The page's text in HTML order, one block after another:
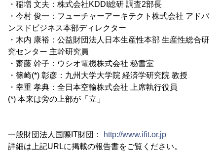
・稲増 文夫：株式会社KDDI総研 調査2部長
・今村 俊一：フューチャーアーキテクト株式会社 アドバ
ンスドビジネス本部ディレクター
・木内 康裕：公益財団法人日本生産性本部 生産性総合研
究センター 主幹研究員
・齋藤 幹子：ウシオ電機株式会社 秘書室
・篠崎(*) 彰彦：九州大学大学院 経済学研究院 教授
・幸重 孝典：全日本空輸株式会社 上席執行役員
(*) 本来は旁の上部が「立」
一般財団法人国際IT財団：
http://www.ifit.or.jp
詳細は上記URLに掲載の報告書をご覧ください。